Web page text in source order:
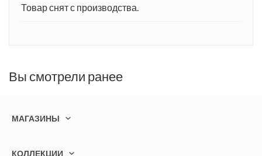
Товар снят с производства.
Вы смотрели ранее
МАГАЗИНЫ
КОЛЛЕКЦИИ